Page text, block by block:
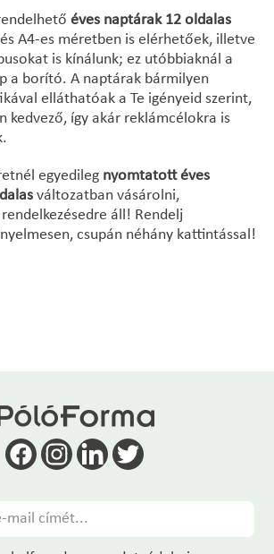
éves naptárak 12 oldalas
A4-es méretben is elérhetőek, illetve
is kínálunk; ez utóbbiaknál a
a borító. A naptárak bármilyen
elláthatóak a Te igényeid szerint,
kedvező, így akár reklámcélokra is
egyedileg nyomtatott éves
változatban vásárolni,
áll! Rendelj
csupán néhány kattintással!